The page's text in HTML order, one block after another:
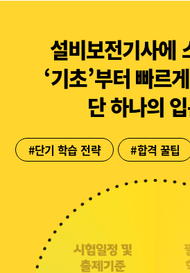
설비보전기사에
‘기초’부터 빠르
단 하나의
#단기 학습 전략 #합격 꿀팁